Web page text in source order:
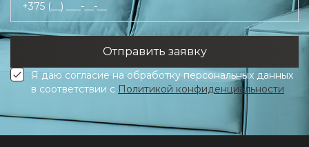
+375 (__) ___-__-__
Я даю согласие на обработку персональных данных
в соответствии с Политикой конфиденциальности